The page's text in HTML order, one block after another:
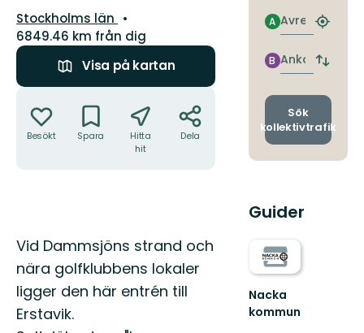
Län:
Stockholms län
6849.46 km från dig
Visa på kartan
Besökt Spara
Hitta
hit
Dela
Beskrivning
Vid Dammsjöns strand och
nära golfklubbens lokaler
ligger den här entrén till
Erstavik.
Avresa
A
Hitta
Ankomst
B
Byt
och
Sök
kollektivtrafik
Guider
Nacka
kommun